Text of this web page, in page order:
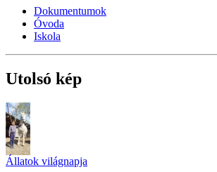
Dokumentumok
Óvoda
Iskola
Utolsó kép
Állatok világnapja